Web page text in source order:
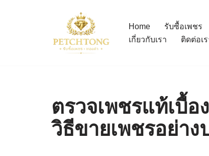
Home รับซื้อเพชร
เกี่ยวกับเรา
ติดต่อเร
ตรวจเพชรแท้เบื้อ
วิธีขายเพชรอย่า